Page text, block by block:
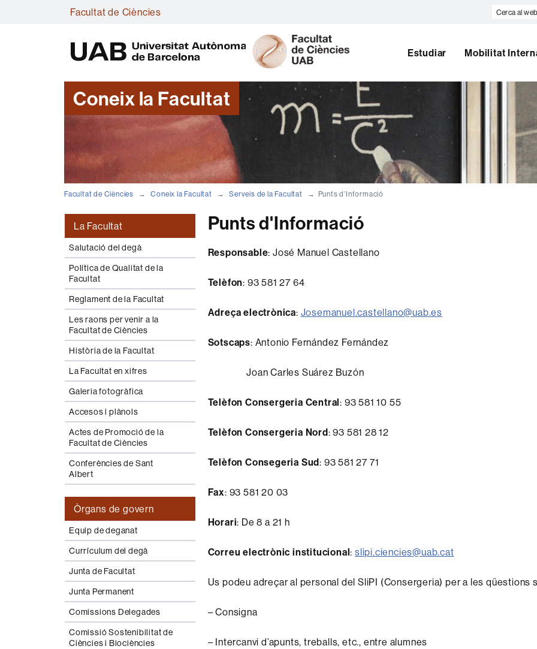
Facultat de Ciències
Cerca
B
Estudiar Mobilitat
Coneix la Facultat
Facultat de Ciències Coneix la Facultat Serveis de la Facultat Punts d'Informació
La Facultat
Salutació del degà
Política de Qualitat de la
Facultat
Reglament de la Facultat
Les raons per venir a la
Facultat de Ciències
Història de la Facultat
La Facultat en xifres
Galeria fotogràfica
Accesos i plànols
Actes de Promoció de la
Facultat de Ciències
Conferències de Sant
Albert
Òrgans de govern
Equip de deganat
Currículum del degà
Junta de Facultat
Junta Permanent
Comissions Delegades
Comissió Sostenibilitat de
Ciències i Biociències
Punts d'Informació
Responsable: José Manuel Castellano
Telèfon: 93 581 27 64
Adreça electrònica: Josemanuel.castellano@uab.es
Sotscaps: Antonio Fernández Fernández
Joan Carles Suárez Buzón
Telèfon Consergeria Central: 93 581 10 55
Telèfon Consergeria Nord: 93 581 28 12
Telèfon Consegeria Sud: 93 581 27 71
Fax: 93 581 20 03
Horari: De 8 a 21 h
Correu electrònic institucional: slipi.ciencies@uab.cat
Us podeu adreçar al personal del SliPI (Consergeria) per a les qüestions
– Consigna
– Intercanvi d’apunts, treballs, etc., entre alumnes